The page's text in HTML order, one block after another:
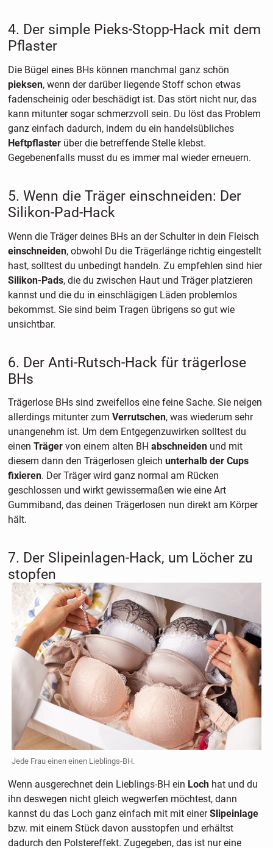
4. Der simple Pieks-Stopp-Hack mit dem
Pflaster
Die Bügel eines BHs können manchmal ganz schön
pieksen, wenn der darüber liegende Stoff schon etwas
fadenscheinig oder beschädigt ist. Das stört nicht nur, das
kann mitunter sogar schmerzvoll sein. Du löst das Problem
ganz einfach dadurch, indem du ein handelsübliches
Heftpflaster über die betreffende Stelle klebst.
Gegebenenfalls musst du es immer mal wieder erneuern.
5. Wenn die Träger einschneiden: Der
Silikon-Pad-Hack
Wenn die Träger deines BHs an der Schulter in dein Fleisch
einschneiden, obwohl Du die Trägerlänge richtig eingestellt
hast, solltest du unbedingt handeln. Zu empfehlen sind hier
Silikon-Pads, die du zwischen Haut und Träger platzieren
kannst und die du in einschlägigen Läden problemlos
bekommst. Sie sind beim Tragen übrigens so gut wie
unsichtbar.
6. Der Anti-Rutsch-Hack für trägerlose
BHs
Trägerlose BHs sind zweifellos eine feine Sache. Sie neigen
allerdings mitunter zum Verrutschen, was wiederum sehr
unangenehm ist. Um dem Entgegenzuwirken solltest du
einen Träger von einem alten BH abschneiden und mit
diesem dann den Trägerlosen gleich unterhalb der Cups
fixieren. Der Träger wird ganz normal am Rücken
geschlossen und wirkt gewissermaßen wie eine Art
Gummiband, das deinen Trägerlosen nun direkt am Körper
hält.
7. Der Slipeinlagen-Hack, um Löcher zu
stopfen
Jede Frau einen einen Lieblings-BH.
Wenn ausgerechnet dein Lieblings-BH ein Loch hat und du
ihn deswegen nicht gleich wegwerfen möchtest, dann
kannst du das Loch ganz einfach mit mit einerSlipeinlage
bzw. mit einem Stück davon ausstopfen und erhältst
dadurch den Polstereffekt. Zugegeben, das ist nur eine